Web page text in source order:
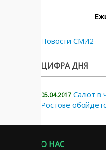
Новости СМИ2
ЦИФРА ДНЯ
05.04.2017 Салют в
Ростове
О НАС